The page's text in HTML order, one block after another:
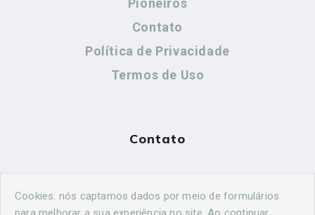
Contato
Política de Privacidade
Termos de Uso
Contato
(44) 99883-8883
maringahistorica@gmail.com
Cookies: nós captamos dados por meio de formulários